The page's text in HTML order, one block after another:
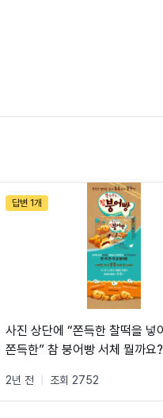
답변 1개
사진 상단에 “쫀득한 찰떡을 넣
쫀득한” 참 붕어빵 서체 뭘까요?
2년 전 조회 2752